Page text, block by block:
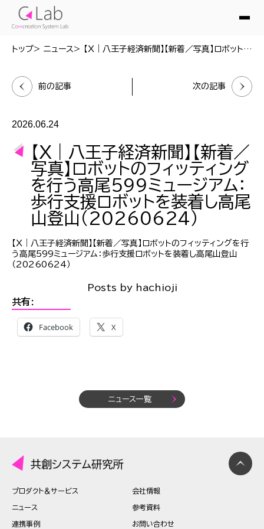
トップ ニュース 【X｜八王子経済新聞】【新着／写真】ロボットのフィッティングを行う高尾599ミュージアム：歩行支援ロボットを装着し高尾山登山（20260624）
前の記事 次の記事
2026.06.24
【X｜八王子経済新聞】【新着／
写真】ロボットのフィッティング
を行う高尾599ミュージアム：
歩行支援ロボットを装着し高尾
山登山（20260624）
【X｜八王子経済新聞】【新着／写真】ロボットのフィッティングを行
う高尾599ミュージアム：歩行支援ロボットを装着し高尾山登山
（20260624）
Posts by hachioji
共有:
Facebook X
ニュース一覧
プロダクト＆サービス 会社情報
ニュース 参考資料
連携事例 お問い合わせ